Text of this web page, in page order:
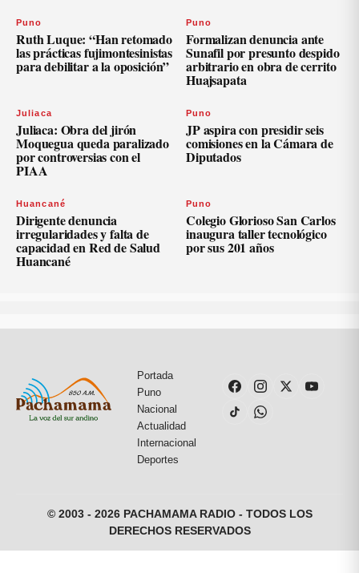
Puno
Ruth Luque: “Han retomado
las prácticas fujimontesinistas
para debilitar a la oposición”
Puno
Formalizan denuncia ante
Sunafil por presunto despido
arbitrario en obra de cerrito
Huajsapata
Juliaca
Juliaca: Obra del jirón
Moquegua queda paralizado
por controversias con el
PIAA
Puno
JP aspira con presidir seis
comisiones en la Cámara de
Diputados
Huancané
Dirigente denuncia
irregularidades y falta de
capacidad en Red de Salud
Huancané
Puno
Colegio Glorioso San Carlos
inaugura taller tecnológico
por sus 201 años
Portada
Puno
Nacional
Actualidad
Internacional
Deportes
© 2003 - 2026 PACHAMAMA RADIO - TODOS LOS
DERECHOS RESERVADOS